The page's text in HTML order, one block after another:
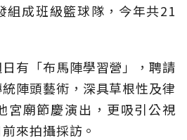
組成班級籃球隊，今年共21
有「布馬陣學習營」，聘請
陣頭藝術，深具草根性及律
宮廟節慶演出，更吸引公視
來拍攝採訪。